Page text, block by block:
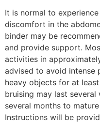
It is normal to
discomfort in the
binder may be
and provide support.
activities in
advised to avoid intense
heavy objects for at
bruising may last several
several months to
Instructions will be